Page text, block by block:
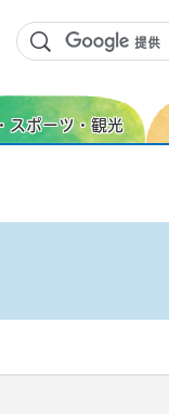
スポーツ・観光